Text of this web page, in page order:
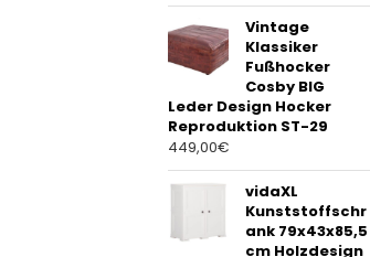
Vintage
Klassiker
Fußhocker
Cosby BIG
Leder Design Hocker
Reproduktion ST-29
449,00€
vidaXL
Kunststoffschr
ank 79x43x85,5
cm Holzdesign